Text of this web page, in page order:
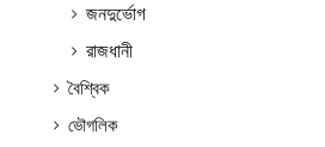
জনদুর্ভোগ
রাজধানী
বৈশ্বিক
ভৌগলিক